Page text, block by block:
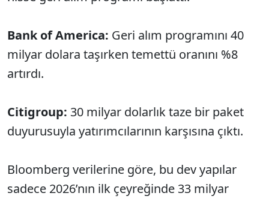
Bank of America: Geri alım programını 40
milyar dolara taşırken temettü oranını %8
artırdı.
Citigroup: 30 milyar dolarlık taze bir paket
duyurusuyla yatırımcılarının karşısına çıktı.
Bloomberg verilerine göre, bu dev yapılar
sadece 2026’nın ilk çeyreğinde 33 milyar